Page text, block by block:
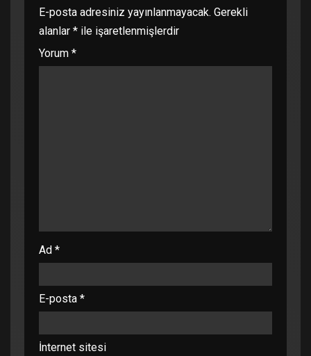
E-posta adresiniz yayınlanmayacak. Gerekli
alanlar * ile işaretlenmişlerdir
Yorum *
Ad *
E-posta *
İnternet sitesi